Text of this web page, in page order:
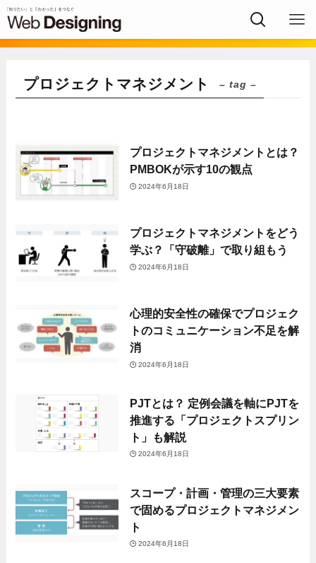
プロジェクトマネジメント – tag –
プロジェクトマネジメントとは？
PMBOKが示す10の観点
2024年6月18日
プロジェクトマネジメントをどう
学ぶ？「守破離」で取り組もう
2024年6月18日
心理的安全性の確保でプロジェク
トのコミュニケーション不足を解
消
2024年6月18日
PJTとは？ 定例会議を軸にPJTを
推進する「プロジェクトスプリン
ト」も解説
2024年6月18日
スコープ・計画・管理の三大要素
で固めるプロジェクトマネジメン
ト
2024年6月18日